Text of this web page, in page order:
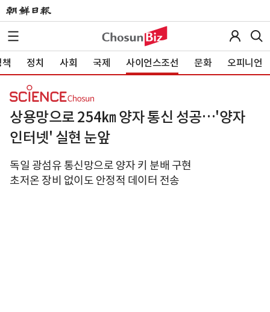
정치 사회 국제 사이언스조선 문화 오피니언
상용망으로 254㎞ 양자 통신 성공…'양자
인터넷' 실현 눈앞
독일 광섬유 통신망으로 양자 키 분배 구현
초저온 장비 없이도 안정적 데이터 전송